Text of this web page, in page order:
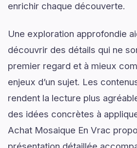
enrichir chaque découverte.
Une exploration approfondie
découvrir des détails qui ne
premier regard et à mieux
enjeux d’un sujet. Les
rendent la lecture plus
des idées concrètes à
Achat Mosaique En Vrac